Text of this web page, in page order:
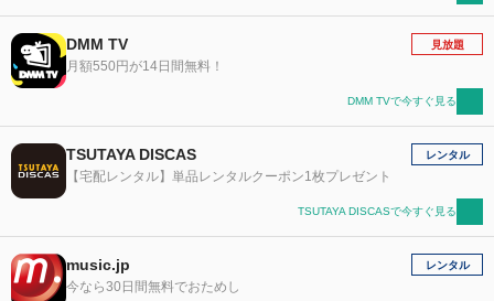
DMM TV
月額550円が14日間無料！
見放題
DMM TVで今すぐ見る
TSUTAYA DISCAS
【宅配レンタル】単品レンタルクーポン1枚プレゼント
レンタル
TSUTAYA DISCASで今すぐ見る
music.jp
今なら30日間無料でおためし
レンタル